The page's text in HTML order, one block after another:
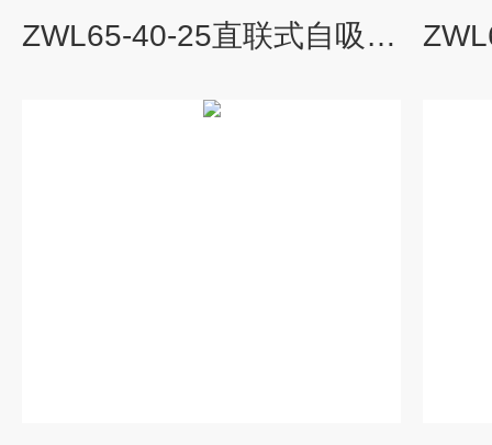
ZWL65-40-25直联式自吸排污泵